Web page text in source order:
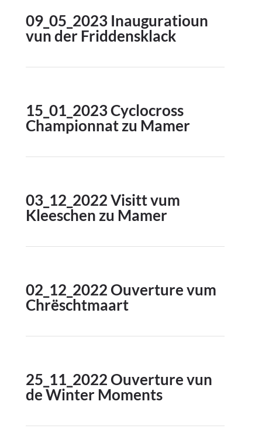
09_05_2023 Inauguratioun
vun der Friddensklack
15_01_2023 Cyclocross
Championnat zu Mamer
03_12_2022 Visitt vum
Kleeschen zu Mamer
02_12_2022 Ouverture vum
Chrëschtmaart
25_11_2022 Ouverture vun
de Winter Moments